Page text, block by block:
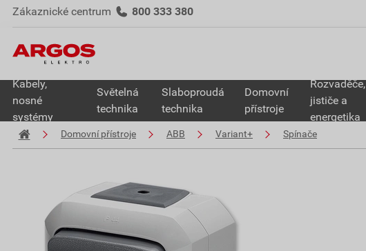
Zákaznické centrum 800 333 380
Kabely,
nosné
systémy
Světelná
technika
Slaboproudá
technika
Domovní
přístroje
Rozvaděče,
jističe a
energetika
Domovní přístroje ABB Variant+ Spínače